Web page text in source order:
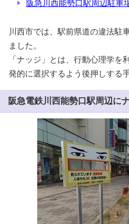
阪急川西能勢口駅周辺駐車
川西市では、駅前県道の違法駐
ました。
「ナッジ」とは、行動心理学を
発的に選択するよう後押しする
阪急電鉄川西能勢口駅周辺に